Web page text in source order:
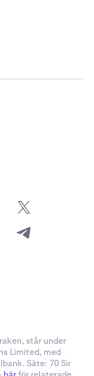
står under
Limited, med
Säte: 70 Sir